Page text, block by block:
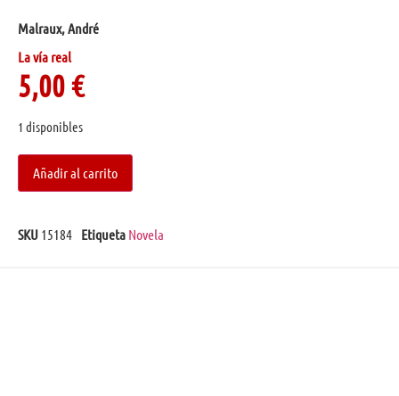
Malraux, André
La vía real
5,00€
1 disponibles
Añadir al carrito
SKU 15184 Etiqueta Novela